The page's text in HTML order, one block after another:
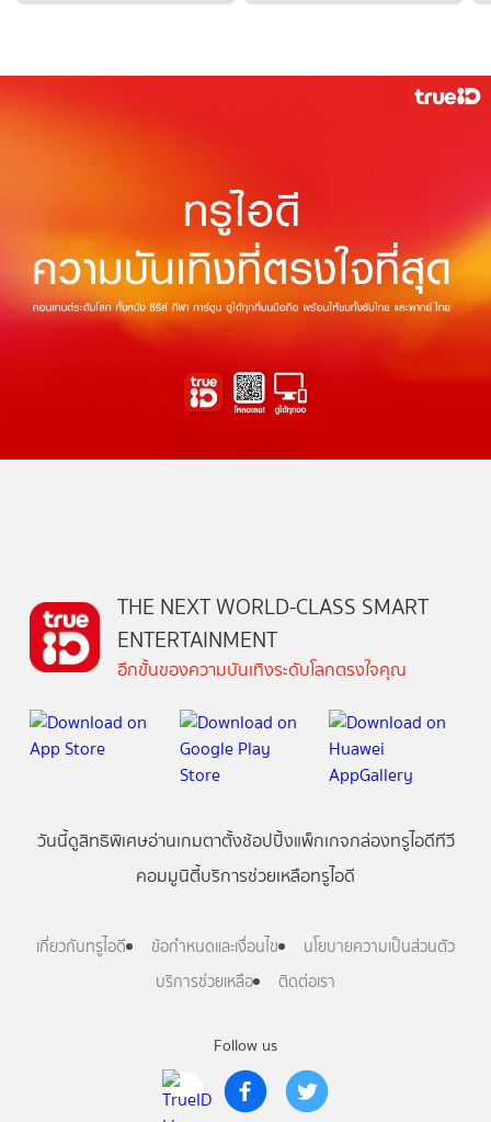
Follow us
THE NEXT WORLD-CLASS SMART
ENTERTAINMENT
อีกขั้นของความบันเทิงระดับโลกตรงใจคุณ
วันนี้ดูสิทธิพิเศษอ่านเกมตาตั้งช้อปปิ้งแพ็กเกจกล่องทรูไอดีทีวี
คอมมูนิตี้บริการช่วยเหลือทรูไอดี
เกี่ยวกับทรูไอดี ข้อกำหนดและเงื่อนไข
นโยบายความเป็นส่วนตัว
บริการช่วยเหลือ
ติดต่อเรา